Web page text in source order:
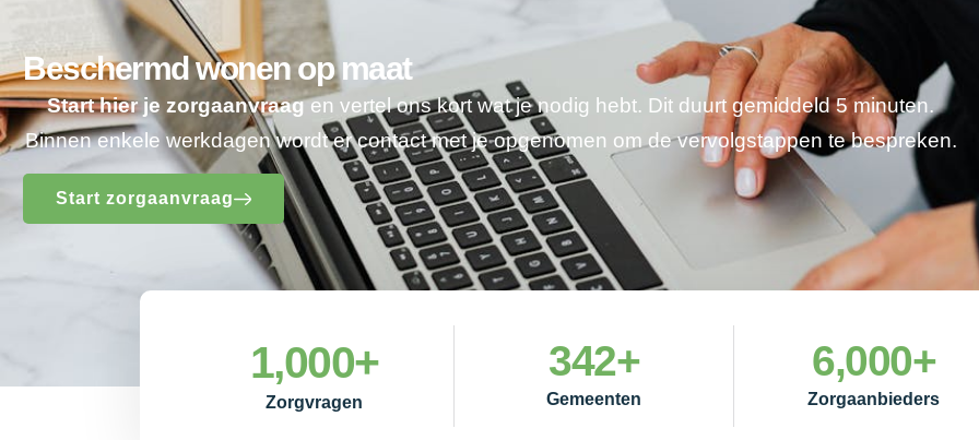
Beschermd wonen op maat
Start hier je zorgaanvraagen vertel ons kort wat je nodig hebt. Dit duurt gemiddeld 5 minuten.
Binnen enkele werkdagen wordt er contact met je opgenomen om de vervolgstappen te bespreken.
Start zorgaanvraag
Zorgvragen
1,000+
Gemeenten
342+
Zorgaanbieders
6,000+